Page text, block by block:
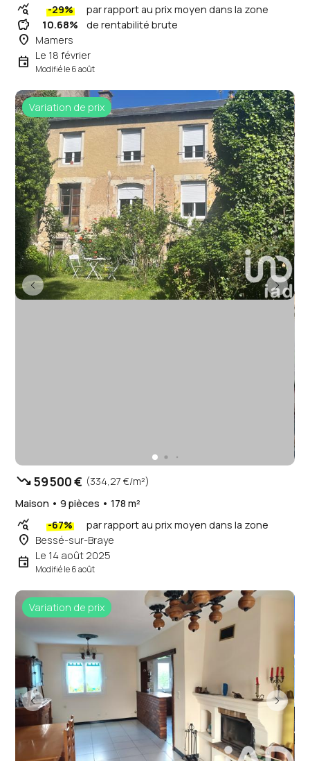
query_stats -29% par rapport au prix moyen dans la zone
savings 10.68% de rentabilité brute
place Mamers
event Le 18 février
Modifié le 6 août
Variation de prix
trending_down59 500 € (334,27 €/m²)
Maison • 9 pièces • 178 m²
query_stats -67% par rapport au prix moyen dans la zone
place Bessé-sur-Braye
event Le 14 août 2025
Modifié le 6 août
Variation de prix